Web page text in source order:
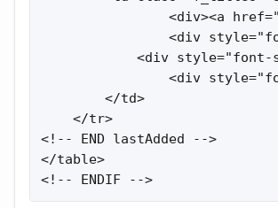
<div><a
<div
<div
<div
        </td>
    </tr>
<!-- END lastAdded -->
</table>
<!-- ENDIF -->